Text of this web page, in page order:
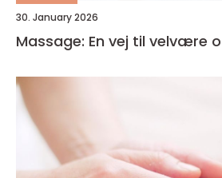
30. January 2026
Massage: En vej til velvære